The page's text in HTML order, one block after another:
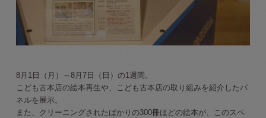
8月1日（月）～8月7日（日）の1週間。
こども古本店の絵本再生や、こども古本店の取り組みを紹介したパ
ネルを展示。
また、クリーニングされたばかりの300冊ほどの絵本が、このスペ